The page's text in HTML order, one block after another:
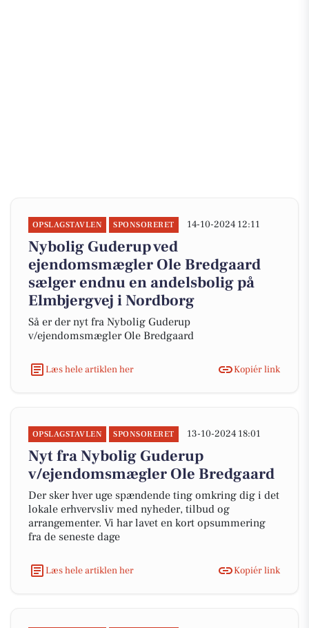
OPSLAGSTAVLEN SPONSORERET 14-10-2024 12:11
Nybolig Guderup ved
ejendomsmægler Ole Bredgaard
sælger endnu en andelsbolig på
Elmbjergvej i Nordborg
Så er der nyt fra Nybolig Guderup
v/ejendomsmægler Ole Bredgaard
Læs hele artiklen her Kopiér link
OPSLAGSTAVLEN SPONSORERET 13-10-2024 18:01
Nyt fra Nybolig Guderup
v/ejendomsmægler Ole Bredgaard
Der sker hver uge spændende ting omkring dig i det
lokale erhvervsliv med nyheder, tilbud og
arrangementer. Vi har lavet en kort opsummering
fra de seneste dage
Læs hele artiklen her Kopiér link